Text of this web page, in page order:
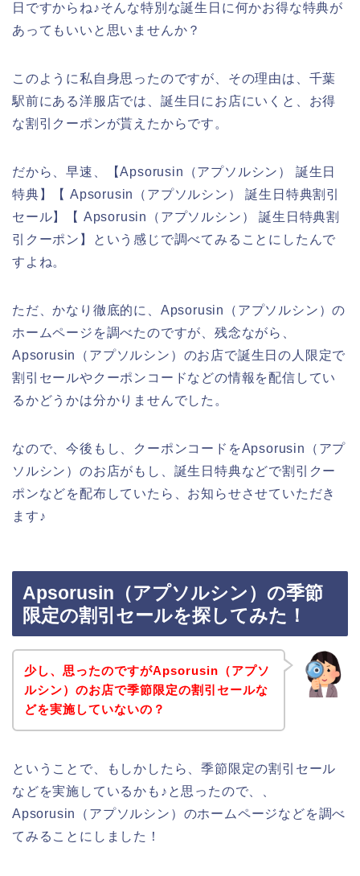
日ですからね♪そんな特別な誕生日に何かお得な特典が
あってもいいと思いませんか？
このように私自身思ったのですが、その理由は、千葉
駅前にある洋服店では、誕生日にお店にいくと、お得
な割引クーポンが貰えたからです。
だから、早速、【Apsorusin（アプソルシン） 誕生日
特典】【 Apsorusin（アプソルシン） 誕生日特典割引
セール】【 Apsorusin（アプソルシン） 誕生日特典割
引クーポン】という感じで調べてみることにしたんで
すよね。
ただ、かなり徹底的に、Apsorusin（アプソルシン）の
ホームページを調べたのですが、残念ながら、
Apsorusin（アプソルシン）のお店で誕生日の人限定で
割引セールやクーポンコードなどの情報を配信してい
るかどうかは分かりませんでした。
なので、今後もし、クーポンコードをApsorusin（アプ
ソルシン）のお店がもし、誕生日特典などで割引クー
ポンなどを配布していたら、お知らせさせていただき
ます♪
Apsorusin（アプソルシン）の季節
限定の割引セールを探してみた！
少し、思ったのですがApsorusin（アプソ
ルシン）のお店で季節限定の割引セールな
どを実施していないの？
ということで、もしかしたら、季節限定の割引セール
などを実施しているかも♪と思ったので、、
Apsorusin（アプソルシン）のホームページなどを調べ
てみることにしました！